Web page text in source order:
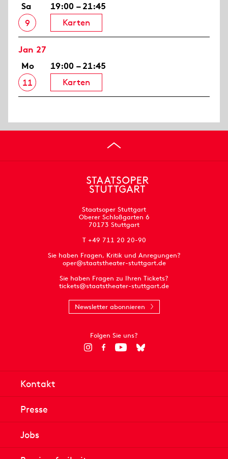
Sa
9
19:00 – 21:45
Karten
Jan 27
Mo
11
19:00 – 21:45
Karten
Staatsoper Stuttgart
Oberer Schloßgarten 6
70173 Stuttgart
T +49 711 20 20-90
Sie haben Fragen, Kritik und Anregungen?
oper@staatstheater-stuttgart.de
Sie haben Fragen zu Ihren Tickets?
tickets@staatstheater-stuttgart.de
Newsletter abonnieren
Folgen Sie uns?
Kontakt
Presse
Jobs